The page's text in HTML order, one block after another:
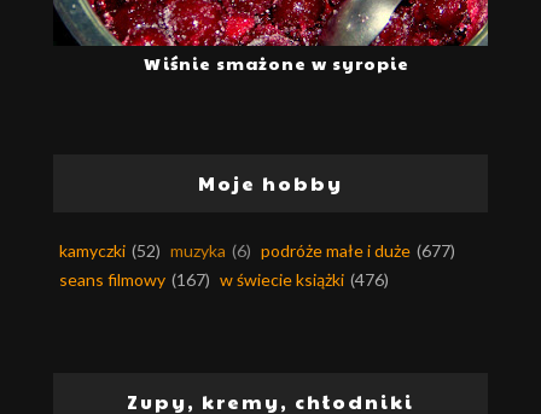
Wiśnie smażone w syropie
Moje hobby
kamyczki (52) muzyka (6) podróże małe i duże (677)
seans filmowy (167) w świecie książki (476)
Zupy, kremy, chłodniki